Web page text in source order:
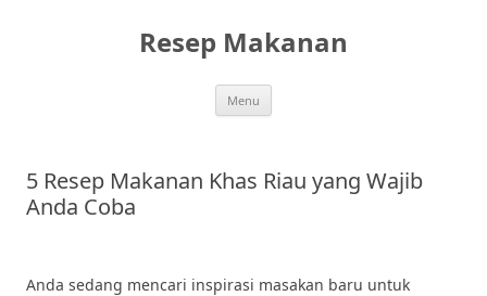
Resep Makanan
Menu
5 Resep Makanan Khas Riau yang Wajib
Anda Coba
Anda sedang mencari inspirasi masakan baru untuk